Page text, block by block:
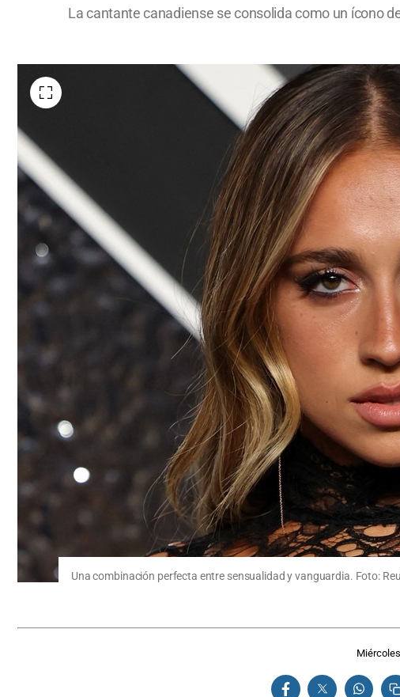
La cantante canadiense se consolida como un ícono
Una combinación perfecta entre sensualidad y vanguardia. Foto: